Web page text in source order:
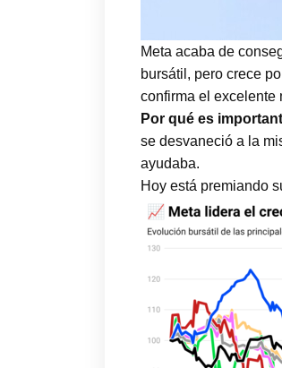
Meta acaba de
bursátil, pero crece
confirma el excelente
Por qué es
se desvaneció a la
ayudaba.
Hoy está premiando